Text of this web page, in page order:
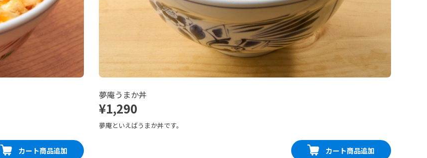
カート商品追加
夢庵うまか丼
¥1,290
夢庵といえばうまか丼です。
カート商品追加